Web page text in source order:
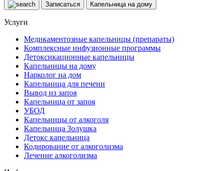
Записаться Капельница на дому
Услуги
Медикаментозные капельницы (препараты)
Комплексные инфузионные программы
Детоксикационные капельницы
Капельницы на дому
Нарколог на дом
Капельница для печени
Вывод из запоя
Капельница от запоя
УБОД
Капельницы от алкоголя
Капельница Золушка
Детокс капельница
Кодирование от алкоголизма
Лечение алкоголизма